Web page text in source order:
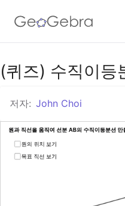
구글 클래스룸
지오지브라 클래스룸
(퀴즈) 수직이등
저자: John Choi